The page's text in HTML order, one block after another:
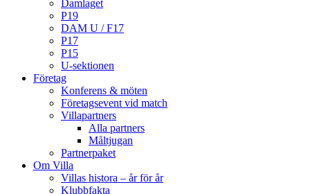
Damlaget
P19
DAM U / F17
P17
P15
U-sektionen
Företag
Konferens & möten
Företagsevent vid match
Villapartners
Alla partners
Måltjugan
Partnerpaket
Om Villa
Villas histora – år för år
Klubbfakta